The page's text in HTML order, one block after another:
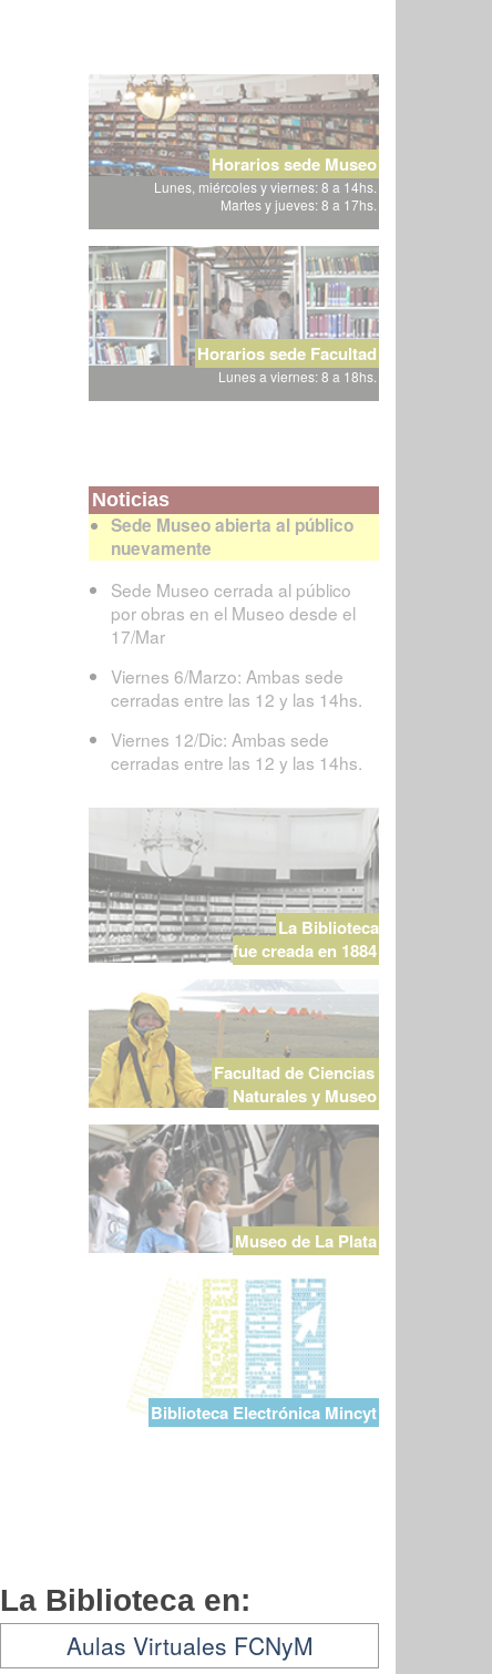
Horarios sede Museo
Lunes, miércoles y viernes: 8 a 14hs.
Martes y jueves: 8 a 17hs.
Horarios sede Facultad
Lunes a viernes: 8 a 18hs.
Noticias
Sede Museo abierta al público
nuevamente
Sede Museo cerrada al público
por obras en el Museo desde el
17/Mar
Viernes 6/Marzo: Ambas sede
cerradas entre las 12 y las 14hs.
Viernes 12/Dic: Ambas sede
cerradas entre las 12 y las 14hs.
La Biblioteca
fue creada en 1884
Facultad de Ciencias
Naturales y Museo
Museo de La Plata
Biblioteca Electrónica Mincyt
La Biblioteca en:
Aulas Virtuales FCNyM